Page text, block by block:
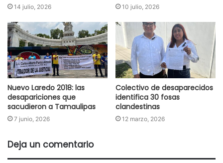
14 julio, 2026 10 julio, 2026
Nuevo Laredo 2018: las
desapariciones que
sacudieron a Tamaulipas
7 junio, 2026
Colectivo de desaparecidos
identifica 30 fosas
clandestinas
12 marzo, 2026
Deja un comentario